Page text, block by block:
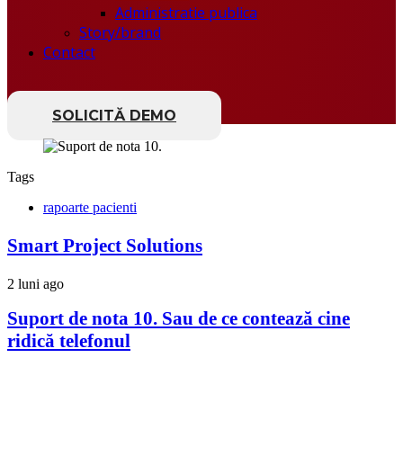
Administratie publica
Story/brand
Contact
SOLICITĂ DEMO
Tags
rapoarte pacienti
Smart Project Solutions
2 luni ago
Suport de nota 10. Sau de ce contează cine
ridică telefonul